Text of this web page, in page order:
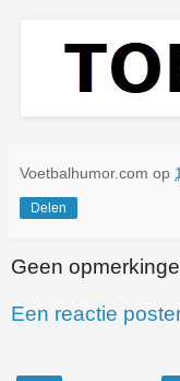
Voetbalhumor.com op
Delen
Geen
Een reactie